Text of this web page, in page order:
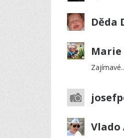
Děda
Marie
Vlado